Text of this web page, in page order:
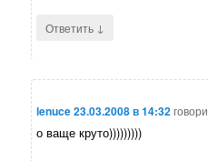
Ответить ↓
lenuce23.03.2008 в 14:32
о ваще круто)))))))))